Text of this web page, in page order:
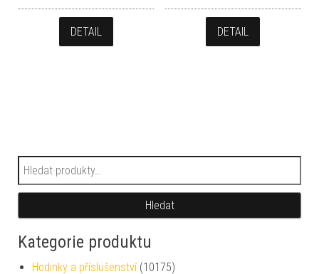
DETAIL DETAIL
Hledat:
Hledat
Kategorie produktu
Hodinky a příslušenství (10175)